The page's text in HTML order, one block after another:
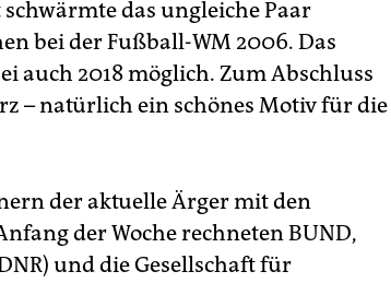
das ungleiche Paar
bei der Fußball-WM 2006. Das
auch 2018 möglich. Zum Abschluss
– natürlich ein schönes Motiv für die
der aktuelle Ärger mit den
der Woche rechneten BUND,
und die Gesellschaft für